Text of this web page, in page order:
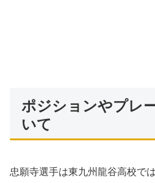
ポジションやプレ
いて
忠願寺選手は東九州龍谷高校で